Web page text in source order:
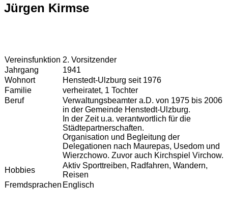
Jürgen Kirmse
Vereinsfunktion 2. Vorsitzender
Jahrgang
1941
Wohnort
Henstedt-Ulzburg seit 1976
Familie
verheiratet, 1 Tochter
Beruf
Verwaltungsbeamter a.D. von 1975 bis 2006
in der Gemeinde Henstedt-Ulzburg.
In der Zeit u.a. verantwortlich für die
Städtepartnerschaften.
Organisation und Begleitung der
Delegationen nach Maurepas, Usedom und
Wierzchowo. Zuvor auch Kirchspiel Virchow.
Hobbies
Aktiv Sporttreiben, Radfahren, Wandern,
Reisen
Fremdsprachen Englisch